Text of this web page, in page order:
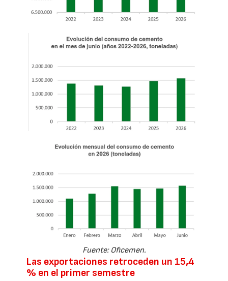
Fuente: Oficemen.
Las exportaciones retroceden un 15,4
% en el primer semestre